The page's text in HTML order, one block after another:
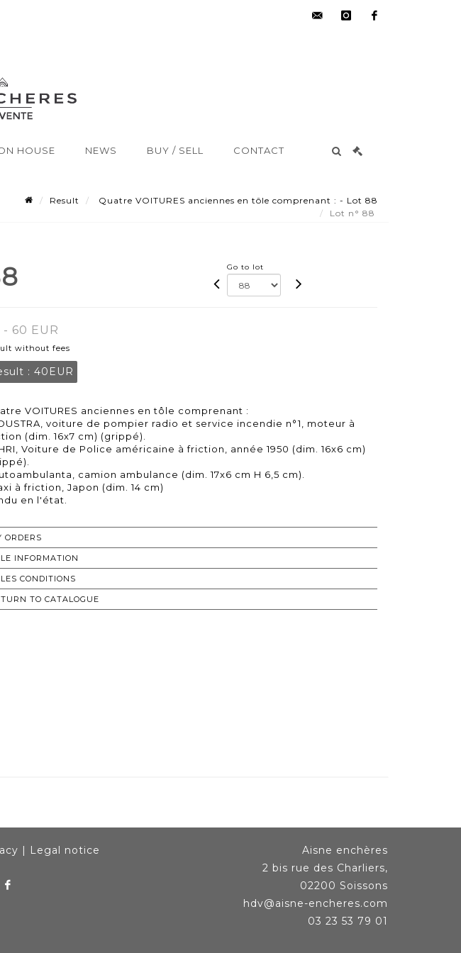
HOUSE NEWS BUY / SELL CONTACT
Result
Quatre VOITURES anciennes en tôle comprenant : - Lot 88
Lot n° 88
Go to lot
- 60 EUR
without fees
: 40EUR
VOITURES anciennes en tôle comprenant :
voiture de pompier radio et service incendie n°1, moteur à
(dim. 16x7 cm) (grippé).
Voiture de Police américaine à friction, année 1950 (dim. 16x6 cm)
camion ambulance (dim. 17x6 cm H 6,5 cm).
à friction, Japon (dim. 14 cm)
en l'état.
ORDERS
INFORMATION
CONDITIONS
TO CATALOGUE
| Legal notice
Aisne enchères
2 bis rue des Charliers,
02200 Soissons
hdv@aisne-encheres.com
03 23 53 79 01